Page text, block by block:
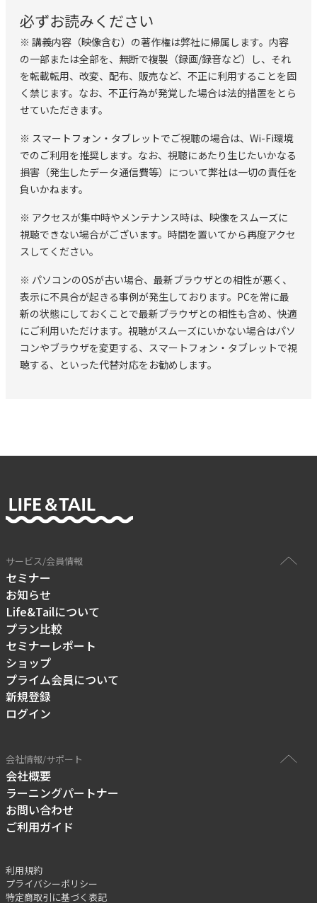
■web講義について 事前に講義部分をwebにて配信をしま
す。 ハンドアウトは視聴開始に合わせ発送いたします。 配
信期間：開催日より1週間前から視聴開始
■参加にあたってのお願い
ご参加にあたり下記をご理解および厳守いただけるようお願
いします。 ※決済後のキャンセル及び欠席分の受講料
返金はできません ※講義中のビデオ録画、録音機器での録
音はご遠慮下さい ※受講は申込者のみとなり代理受講はで
きません ※受講者は、本セミナー内容を自己の学習の目的
にのみ使用するものとし、受講者個人の私的利用の範囲内で
使用することとします。 ※ セミナー内容を理解する上で個
人差があることを前提に、内容が理解できなかった又は理解
しづらい部分があったとしても、弊社及び講師等に一切の責
任を求めないこととします。 ※ 本セミナーの受講において
知り得た内容につき、その完全性、有用性、正確性、将来の
必ずお読みください
※ 講義内容（映像含む）の著作権は弊社に帰属します。内容
の一部または全部を、無断で複製（録画/録音など）し、それ
を転載転用、改変、配布、販売など、不正に利用することを固
く禁じます。なお、不正行為が発覚した場合は法的措置をとら
せていただきます。
※ スマートフォン・タブレットでご視聴の場合は、Wi-Fi環境
でのご利用を推奨します。なお、視聴にあたり生じたいかなる
損害（発生したデータ通信費等）について弊社は一切の責任を
負いかねます。
※ アクセスが集中時やメンテナンス時は、映像をスムーズに
視聴できない場合がございます。時間を置いてから再度アクセ
スしてください。
※ パソコンのOSが古い場合、最新ブラウザとの相性が悪く、
表示に不具合が起きる事例が発生しております。PCを常に最
新の状態にしておくことで最新ブラウザとの相性も含め、快適
にご利用いただけます。視聴がスムーズにいかない場合はパソ
コンやブラウザを変更する、スマートフォン・タブレットで視
聴する、といった代替対応をお勧めします。
サービス/会員情報
セミナー
お知らせ
Life&Tailについて
プラン比較
セミナーレポート
ショップ
プライム会員について
新規登録
ログイン
会社情報/サポート
会社概要
ラーニングパートナー
お問い合わせ
ご利用ガイド
利用規約
プライバシーポリシー
特定商取引に基づく表記